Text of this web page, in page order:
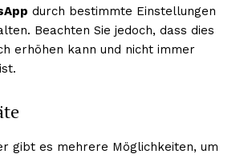
durch bestimmte Einstellungen
Beachten Sie jedoch, dass dies
erhöhen kann und nicht immer
gibt es mehrere Möglichkeiten, um